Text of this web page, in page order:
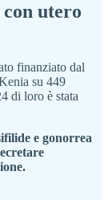
utero
finanziato dal
su 449
di loro è stata
e gonorrea